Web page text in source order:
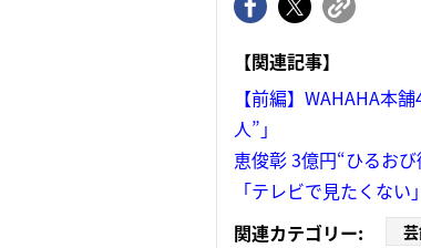
【関連記事】
【前編】WAHAHA本
人”」
恵俊彰 3億円“ひるお
「テレビで見たくな
関連カテゴリー: